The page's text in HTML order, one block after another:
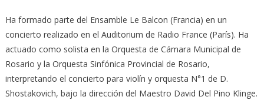
Ha formado parte del Ensamble Le Balcon (Francia) en un
concierto realizado en el Auditorium de Radio France (París). Ha
actuado como solista en la Orquesta de Cámara Municipal de
Rosario y la Orquesta Sinfónica Provincial de Rosario,
interpretando el concierto para violín y orquesta N°1 de D.
Shostakovich, bajo la dirección del Maestro David Del Pino Klinge.